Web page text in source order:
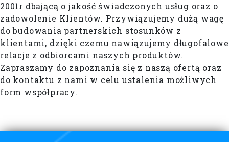
2001r dbającą o jakość świadczonych usług oraz o
zadowolenie Klientów. Przywiązujemy dużą wagę
do budowania partnerskich stosunków z
klientami, dzięki czemu nawiązujemy długofalowe
relacje z odbiorcami naszych produktów.
Zapraszamy do zapoznania się z naszą ofertą oraz
do kontaktu z nami w celu ustalenia możliwych
form współpracy.